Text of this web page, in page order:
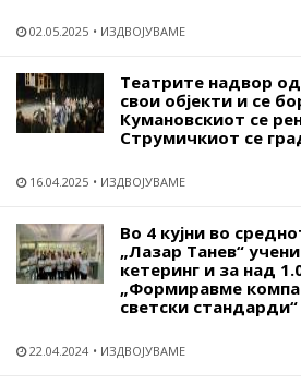
02.05.2025 ИЗДВОЈУВАМЕ
Театрите надвор
свои објекти и се
Кумановскиот се
Струмичкиот се
16.04.2025 ИЗДВОЈУВАМЕ
Во 4 кујни во
„Лазар Танев“
кетеринг и за над
„Формиравме
светски стандарди“
22.04.2024 ИЗДВОЈУВАМЕ